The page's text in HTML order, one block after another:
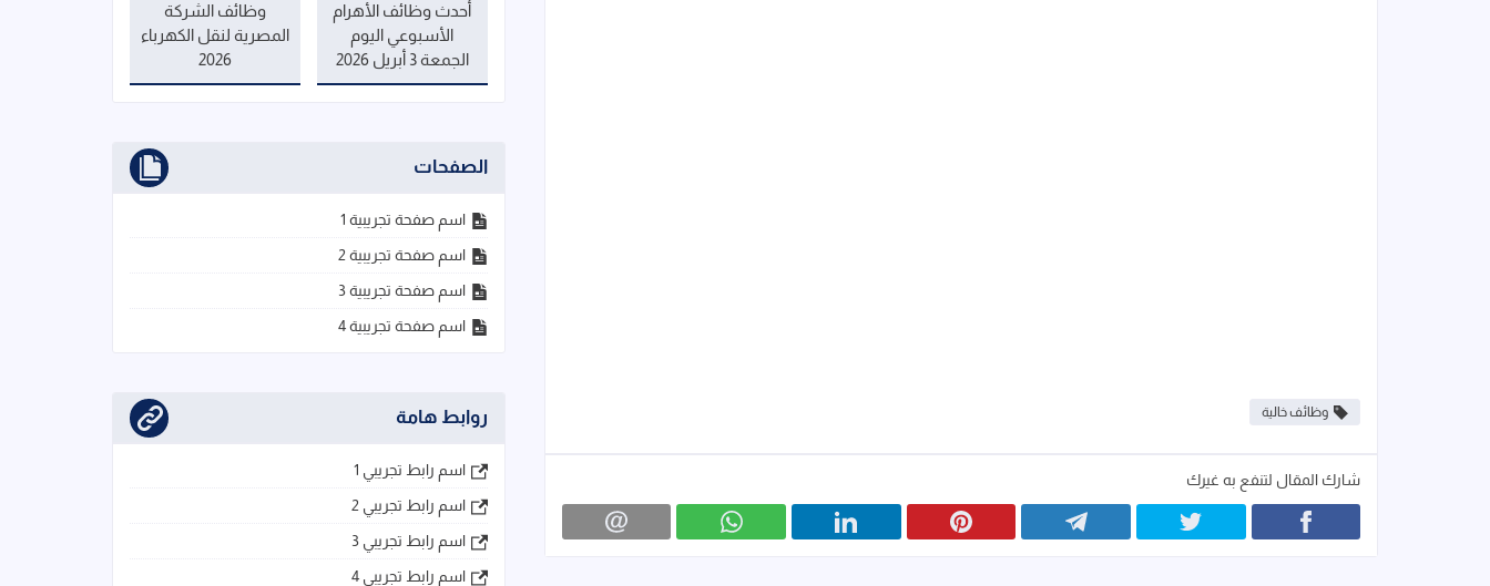
وظائف خالية
شارك المقال لتنفع به غيرك
أحدث وظائف الأهرام
الأسبوعي اليوم
الجمعة 3 أبريل 2026
وظائف الشركة
المصرية لنقل الكهرباء
2026
الصفحات
اسم صفحة تجريبية 1
اسم صفحة تجريبية 2
اسم صفحة تجريبية 3
اسم صفحة تجريبية 4
روابط هامة
اسم رابط تجريبي 1
اسم رابط تجريبي 2
اسم رابط تجريبي 3
اسم رابط تجريبي 4